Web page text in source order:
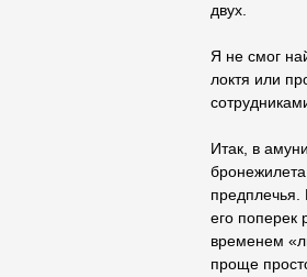
двух.
Я не смог
локтя или
Итак, в
предплечья.
его поперек
временем
проще